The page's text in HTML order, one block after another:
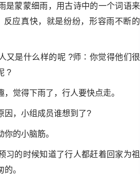
是蒙蒙细雨，用古诗中的一个词语来
反应真快，就是纷纷，形容雨不断的
又是什么样的呢 ?师 ∶ 你觉得他们很
?
，觉得下雨了，行人要快点走。
因，小组成员谁想到了?
的小脑筋。
习的时候知道了行人都赶着回家为祖
。